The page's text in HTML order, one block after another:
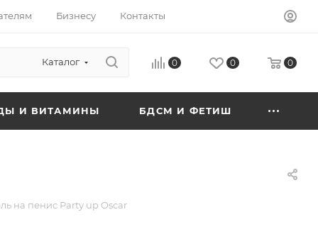
Бизнесу Контакты
Каталог 0 0 0
И ВИТАМИНЫ БДСМ И ФЕТИШ
на пенис Party up Oscar